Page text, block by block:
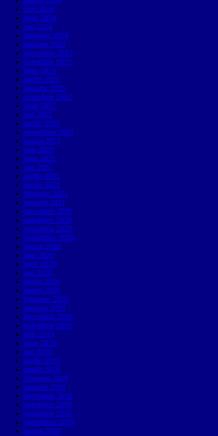
iulie 2024
iunie 2024
mai 2024
februarie 2024
ianuarie 2024
decembrie 2023
noiembrie 2023
iunie 2023
aprilie 2023
ianuarie 2023
octombrie 2022
iunie 2022
mai 2022
aprilie 2022
septembrie 2021
august 2021
iulie 2021
iunie 2021
mai 2021
aprilie 2021
martie 2021
februarie 2021
ianuarie 2021
decembrie 2020
noiembrie 2020
octombrie 2020
septembrie 2020
august 2020
iulie 2020
iunie 2020
mai 2020
aprilie 2020
martie 2020
februarie 2020
ianuarie 2020
decembrie 2019
noiembrie 2019
iulie 2019
iunie 2019
mai 2019
aprilie 2019
martie 2019
februarie 2019
ianuarie 2019
decembrie 2018
noiembrie 2018
octombrie 2018
septembrie 2018
august 2018